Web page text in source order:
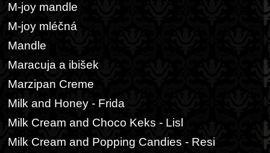
M-joy mandle
M-joy mléčná
Mandle
Maracuja a ibišek
Marzipan Creme
Milk and Honey - Frida
Milk Cream and Choco Keks - Lisl
Milk Cream and Popping Candies - Resi